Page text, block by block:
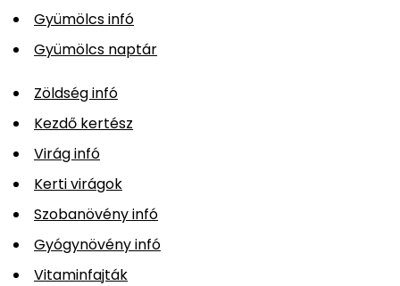
Gyümölcs infó
Gyümölcs naptár
Zöldség infó
Kezdő kertész
Virág infó
Kerti virágok
Szobanövény infó
Gyógynövény infó
Vitaminfajták